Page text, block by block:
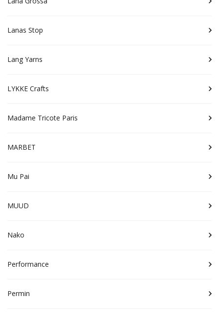
Lanas Stop
Lang Yarns
LYKKE Crafts
Madame Tricote Paris
MARBET
Mu Pai
MUUD
Nako
Performance
Permin